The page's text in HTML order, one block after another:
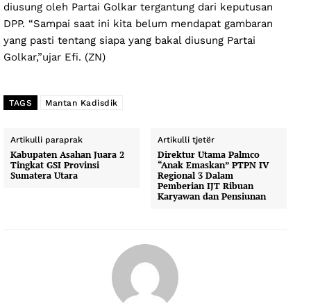
diusung oleh Partai Golkar tergantung dari keputusan
DPP. “Sampai saat ini kita belum mendapat gambaran
yang pasti tentang siapa yang bakal diusung Partai
Golkar,”ujar Efi. (ZN)
TAGS Mantan Kadisdik
Artikulli paraprak
Kabupaten Asahan Juara 2
Tingkat GSI Provinsi
Sumatera Utara
Artikulli tjetër
Direktur Utama Palmco
“Anak Emaskan” PTPN IV
Regional 3 Dalam
Pemberian IJT Ribuan
Karyawan dan Pensiunan